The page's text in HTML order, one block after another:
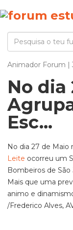
Animador Forum |
No dia
Esc...
No dia 27 de Maio
Leite ocorreu um
Bombeiros de São
Mais que uma
animo e
/Frederico Alves,